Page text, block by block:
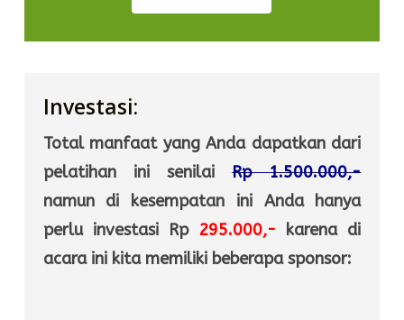
Investasi:
Total manfaat yang Anda dapatkan dari
pelatihan ini senilaiRp 1.500.000,-
namun di kesempatan ini Anda hanya
perlu investasi Rp 295.000,- karena di
acara ini kita memiliki beberapa sponsor: